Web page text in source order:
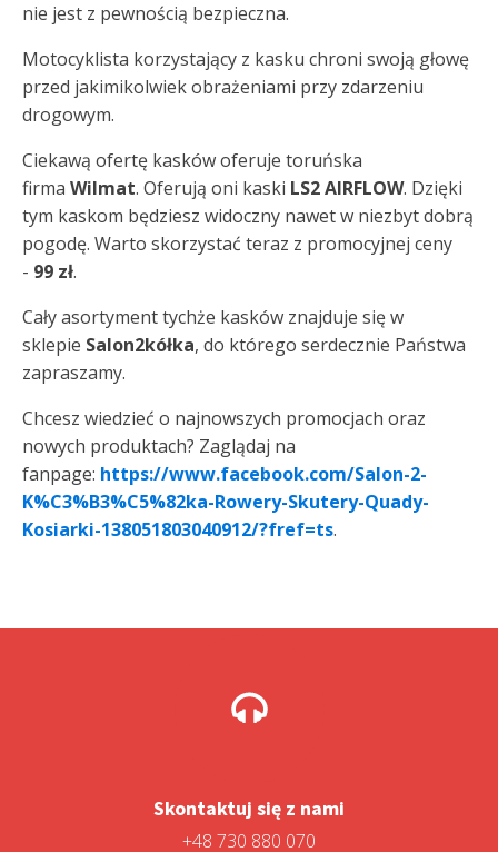
nie jest z pewnością bezpieczna.
Motocyklista korzystający z kasku chroni swoją głowę
przed jakimikolwiek obrażeniami przy zdarzeniu
drogowym.
Ciekawą ofertę kasków oferuje toruńska
firma Wilmat. Oferują oni kaski LS2 AIRFLOW. Dzięki
tym kaskom będziesz widoczny nawet w niezbyt dobrą
pogodę. Warto skorzystać teraz z promocyjnej ceny
- 99 zł.
Cały asortyment tychże kasków znajduje się w
sklepie Salon2kółka, do którego serdecznie Państwa
zapraszamy.
Chcesz wiedzieć o najnowszych promocjach oraz
nowych produktach? Zaglądaj na
fanpage: https://www.facebook.com/Salon-2-
K%C3%B3%C5%82ka-Rowery-Skutery-Quady-
Kosiarki-138051803040912/?fref=ts.
Skontaktuj się z nami
+48 730 880 070